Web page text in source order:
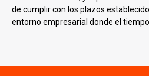
de cumplir con los plazos
entorno empresarial donde el tiempo